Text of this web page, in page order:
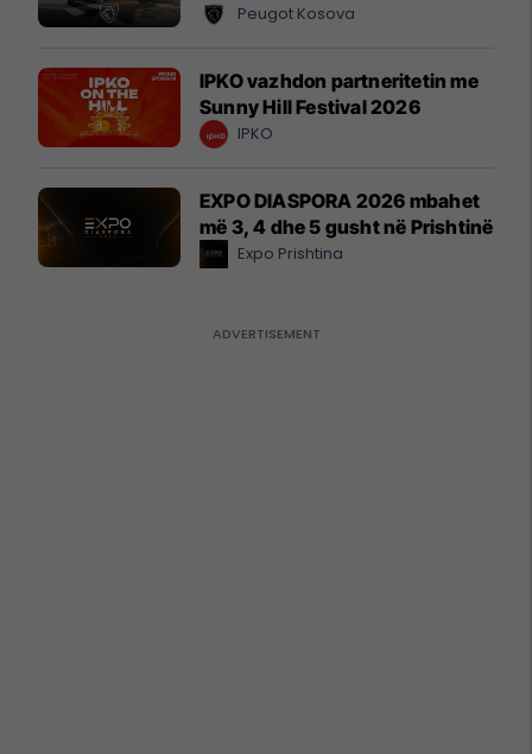
Peugot Kosova
IPKO vazhdon partneritetin me
Sunny Hill Festival 2026
IPKO
EXPO DIASPORA 2026 mbahet
më 3, 4 dhe 5 gusht në Prishtinë
Expo Prishtina